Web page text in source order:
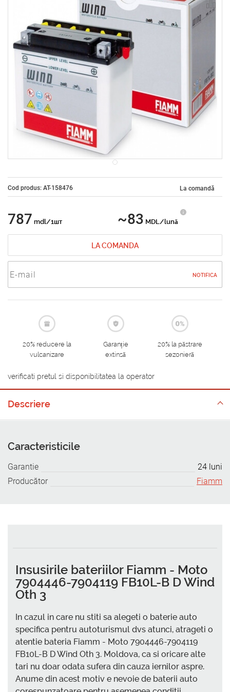
Cod produs: AT-158476 La comandă
787 mdl/1шт ~83 MDL/lună
LA COMANDA
NOTIFICA
20% reducere la
vulcanizare
Garanție
extinsă
20% la păstrare
sezonieră
verificati pretul si disponibilitatea la operator
Descriere
Caracteristicile
Garantie
24 luni
Producător
Fiamm
Insusirile bateriilor Fiamm - Moto
7904446-7904119 FB10L-B D Wind
Oth 3
In cazul in care nu stiti sa alegeti o baterie auto
specifica pentru autoturismul dvs atunci, atrageti o
atentie bateria Fiamm - Moto 7904446-7904119
FB10L-B D Wind Oth 3. Moldova, ca si oricare alte
tari nu doar odata sufera din cauza iernilor aspre.
Anume din acest motiv e nevoie de baterii auto